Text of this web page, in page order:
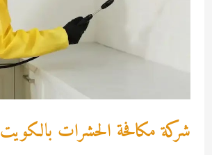
شركة مكافحة الحشرات بالكويت